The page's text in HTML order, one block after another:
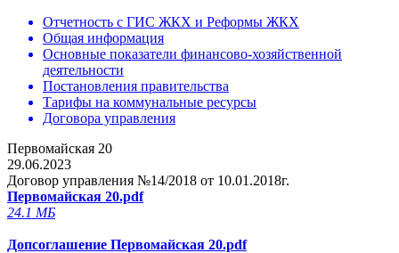
Отчетность с ГИС ЖКХ и Реформы ЖКХ
Общая информация
Основные показатели финансово-хозяйственной
деятельности
Постановления правительства
Тарифы на коммунальные ресурсы
Договора управления
Первомайская 20
29.06.2023
Договор управления №14/2018 от 10.01.2018г.
Первомайская 20.pdf
24.1 МБ
Допсоглашение Первомайская 20.pdf